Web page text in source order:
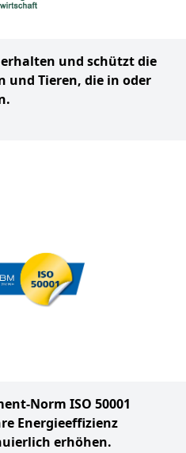
und schützt die
und Tieren, die in oder
Norm ISO 50001
Energieeffizienz
erhöhen.